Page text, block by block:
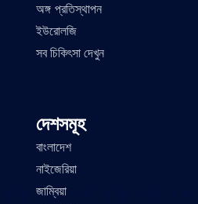
অঙ্গ প্রতিস্থাপন
ইউরোলজি
সব চিকিৎসা দেখুন
দেশসমূহ
বাংলাদেশ
নাইজেরিয়া
জাম্বিয়া